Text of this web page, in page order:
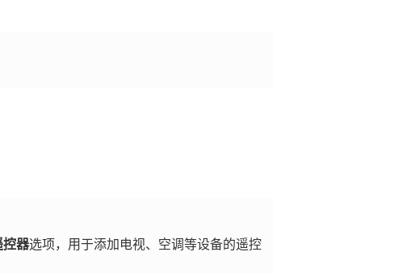
控器选项，用于添加电视、空调等设备的遥控